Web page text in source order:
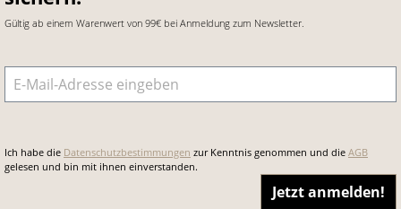
Gültig ab einem Warenwert von 99€ bei Anmeldung zum Newsletter.
E-Mail-Adresse
Ich habe die Datenschutzbestimmungen zur Kenntnis genommen und die AGB
gelesen und bin mit ihnen einverstanden.
Jetzt anmelden!